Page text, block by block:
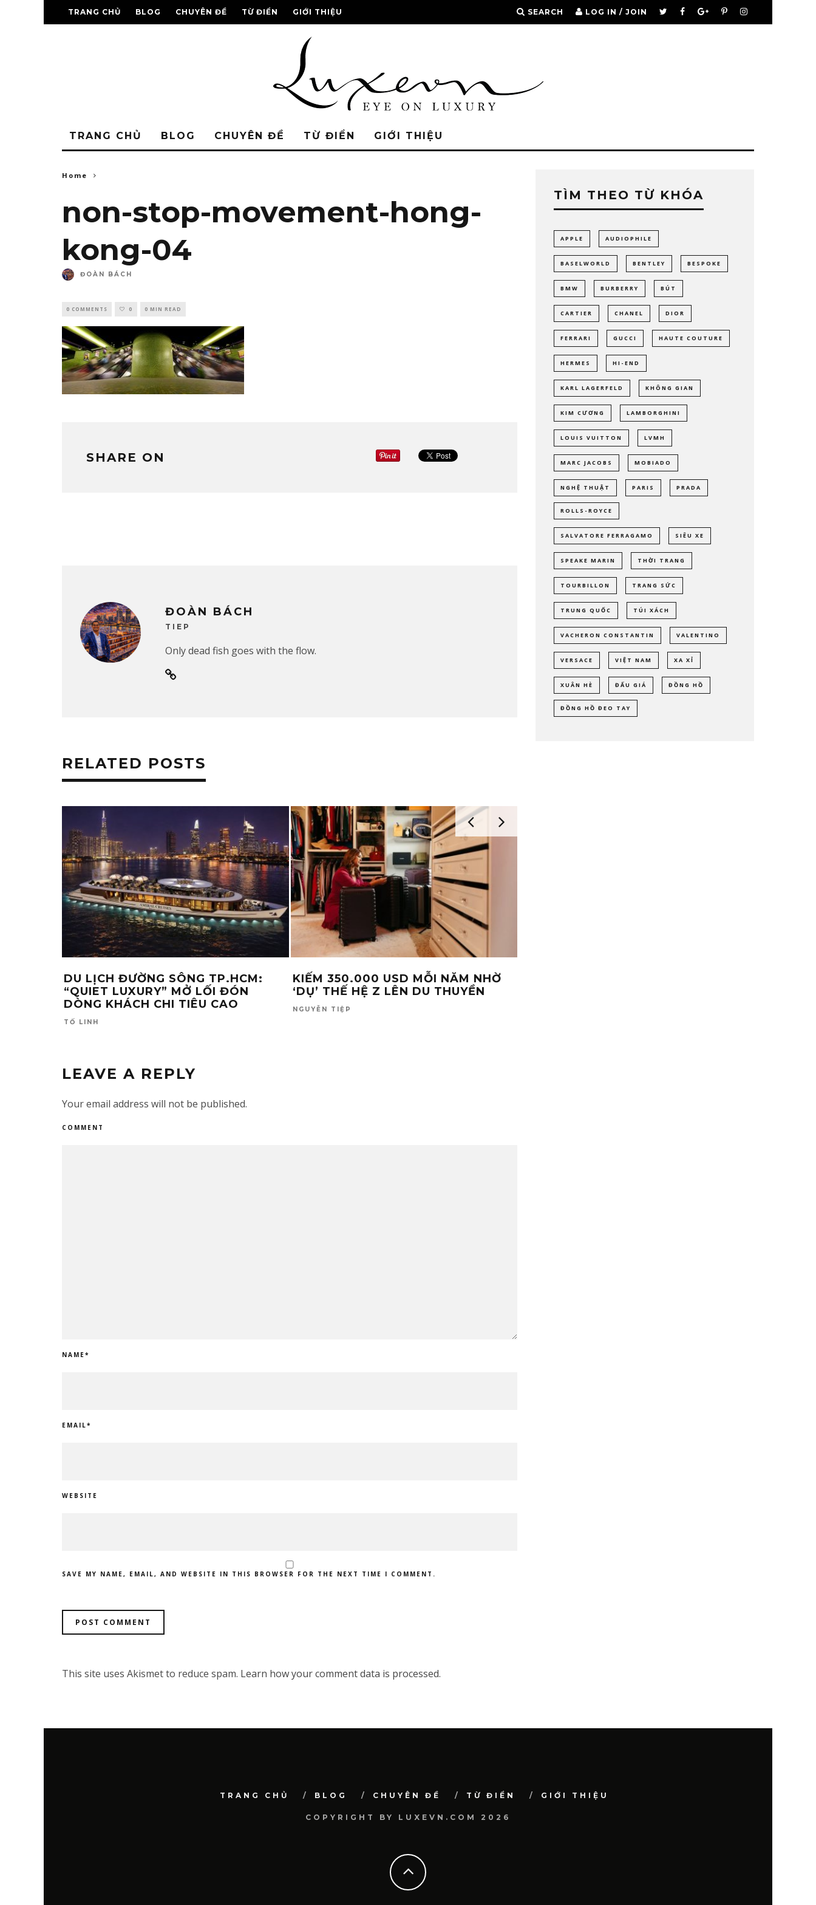
TRANG CHỦ BLOG CHUYÊN ĐỀ TỪ ĐIỂN GIỚI THIỆU SEARCH LOG IN / JOIN
TRANG CHỦ BLOG CHUYÊN ĐỀ TỪ ĐIỂN GIỚI THIỆU
Home
non-stop-movement-hong-
kong-04
ĐOÀN BÁCH
0 COMMENTS 0 0 MIN READ
SHARE ON
ĐOÀN BÁCH
TIEP
Only dead fish goes with the flow.
RELATED POSTS
DU LỊCH ĐƯỜNG SÔNG TP.HCM:
“QUIET LUXURY” MỞ LỐI ĐÓN
DÒNG KHÁCH CHI TIÊU CAO
TỐ LINH
KIẾM 350.000 USD MỖI NĂM NHỜ
‘DỤ’ THẾ HỆ Z LÊN DU THUYỀN
NGUYỄN TIỆP
LEAVE A REPLY
Your email address will not be published.
COMMENT
NAME*
EMAIL*
WEBSITE
SAVE MY NAME, EMAIL, AND WEBSITE IN THIS BROWSER FOR THE NEXT TIME I COMMENT.
This site uses Akismet to reduce spam. Learn how your comment data is processed.
TÌM THEO TỪ KHÓA
APPLE AUDIOPHILE
BASELWORLD BENTLEY BESPOKE
BMW BURBERRY BÚT
CARTIER CHANEL DIOR
FERRARI GUCCI HAUTE COUTURE
HERMES HI-END
KARL LAGERFELD KHÔNG GIAN
KIM CƯƠNG LAMBORGHINI
LOUIS VUITTON LVMH
MARC JACOBS MOBIADO
NGHỆ THUẬT PARIS PRADA
ROLLS-ROYCE
SALVATORE FERRAGAMO SIÊU XE
SPEAKE MARIN THỜI TRANG
TOURBILLON TRANG SỨC
TRUNG QUỐC TÚI XÁCH
VACHERON CONSTANTIN VALENTINO
VERSACE VIỆT NAM XA XỈ
XUÂN HÈ ĐẤU GIÁ ĐỒNG HỒ
ĐỒNG HỒ ĐEO TAY
TRANG CHỦ BLOG CHUYÊN ĐỀ TỪ ĐIỂN GIỚI THIỆU
COPYRIGHT BY LUXEVN.COM 2026